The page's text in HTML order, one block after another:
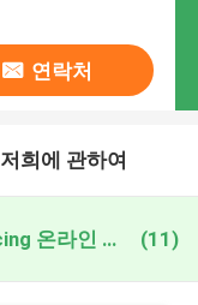
연락처
저희에 관하여
polypropylene mesh deer fencing 온라인 제조 (11)